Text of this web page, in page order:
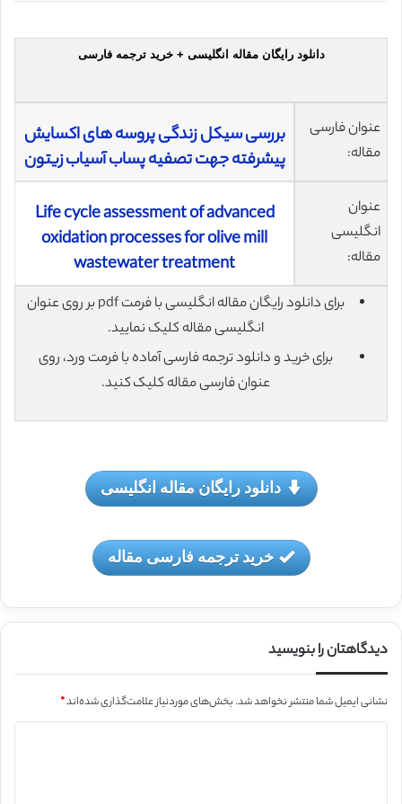
دانلود رایگان مقاله انگلیسی + خرید ترجمه فارسی
عنوان فارسی
مقاله:
بررسی سیکل زندگی پروسه های اکسایش
پيشرفته جهت تصفيه پساب آسياب زيتون
عنوان
انگلیسی
مقاله:
Life cycle assessment of advanced
oxidation processes for olive mill
wastewater treatment
برای دانلود رایگان مقاله انگلیسی با فرمت pdf بر روی عنوان
انگلیسی مقاله کلیک نمایید.
برای خرید و دانلود ترجمه فارسی آماده با فرمت ورد، روی
عنوان فارسی مقاله کلیک کنید.
دانلود رایگان مقاله انگلیسی
خرید ترجمه فارسی مقاله
دیدگاهتان را بنویسید
نشانی ایمیل شما منتشر نخواهد شد.بخش‌های موردنیاز علامت‌گذاری شده‌اند*